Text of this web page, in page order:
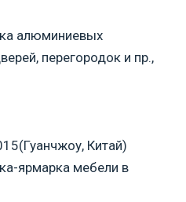
алюминиевых
перегородок и пр.,
Китай)
ярмарка мебели в